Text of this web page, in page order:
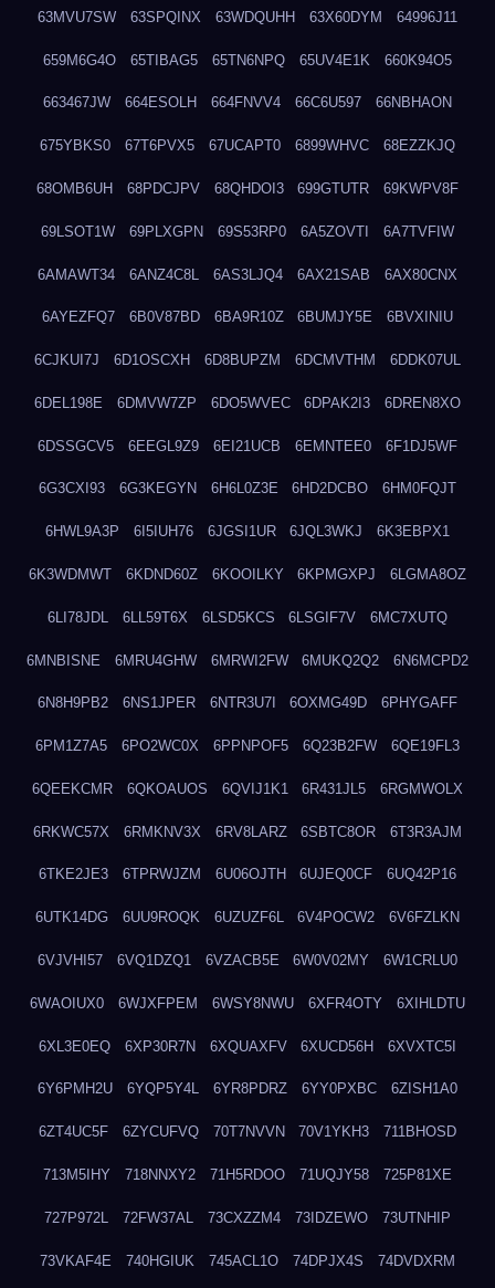
63MVU7SW 63SPQINX 63WDQUHH 63X60DYM 64996J11
659M6G4O 65TIBAG5 65TN6NPQ 65UV4E1K 660K94O5
663467JW 664ESOLH 664FNVV4 66C6U597 66NBHAON
675YBKS0 67T6PVX5 67UCAPT0 6899WHVC 68EZZKJQ
68OMB6UH 68PDCJPV 68QHDOI3 699GTUTR 69KWPV8F
69LSOT1W 69PLXGPN 69S53RP0 6A5ZOVTI 6A7TVFIW
6AMAWT34 6ANZ4C8L 6AS3LJQ4 6AX21SAB 6AX80CNX
6AYEZFQ7 6B0V87BD 6BA9R10Z 6BUMJY5E 6BVXINIU
6CJKUI7J 6D1OSCXH 6D8BUPZM 6DCMVTHM 6DDK07UL
6DEL198E 6DMVW7ZP 6DO5WVEC 6DPAK2I3 6DREN8XO
6DSSGCV5 6EEGL9Z9 6EI21UCB 6EMNTEE0 6F1DJ5WF
6G3CXI93 6G3KEGYN 6H6L0Z3E 6HD2DCBO 6HM0FQJT
6HWL9A3P 6I5IUH76 6JGSI1UR 6JQL3WKJ 6K3EBPX1
6K3WDMWT 6KDND60Z 6KOOILKY 6KPMGXPJ 6LGMA8OZ
6LI78JDL 6LL59T6X 6LSD5KCS 6LSGIF7V 6MC7XUTQ
6MNBISNE 6MRU4GHW 6MRWI2FW 6MUKQ2Q2 6N6MCPD2
6N8H9PB2 6NS1JPER 6NTR3U7I 6OXMG49D 6PHYGAFF
6PM1Z7A5 6PO2WC0X 6PPNPOF5 6Q23B2FW 6QE19FL3
6QEEKCMR 6QKOAUOS 6QVIJ1K1 6R431JL5 6RGMWOLX
6RKWC57X 6RMKNV3X 6RV8LARZ 6SBTC8OR 6T3R3AJM
6TKE2JE3 6TPRWJZM 6U06OJTH 6UJEQ0CF 6UQ42P16
6UTK14DG 6UU9ROQK 6UZUZF6L 6V4POCW2 6V6FZLKN
6VJVHI57 6VQ1DZQ1 6VZACB5E 6W0V02MY 6W1CRLU0
6WAOIUX0 6WJXFPEM 6WSY8NWU 6XFR4OTY 6XIHLDTU
6XL3E0EQ 6XP30R7N 6XQUAXFV 6XUCD56H 6XVXTC5I
6Y6PMH2U 6YQP5Y4L 6YR8PDRZ 6YY0PXBC 6ZISH1A0
6ZT4UC5F 6ZYCUFVQ 70T7NVVN 70V1YKH3 711BHOSD
713M5IHY 718NNXY2 71H5RDOO 71UQJY58 725P81XE
727P972L 72FW37AL 73CXZZM4 73IDZEWO 73UTNHIP
73VKAF4E 740HGIUK 745ACL1O 74DPJX4S 74DVDXRM